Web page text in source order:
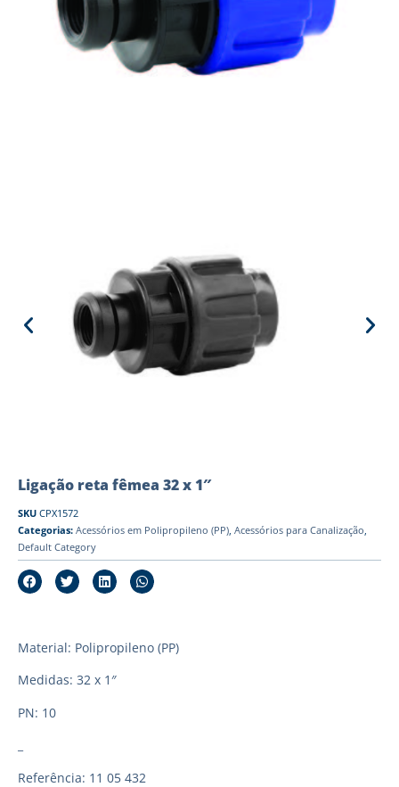
Ligação reta fêmea 32 x 1″
SKU CPX1572
Categorias: Acessórios em Polipropileno (PP), Acessórios para Canalização,
Default Category
Material: Polipropileno (PP)
Medidas: 32 x 1″
PN: 10
Referência: 11 05 432